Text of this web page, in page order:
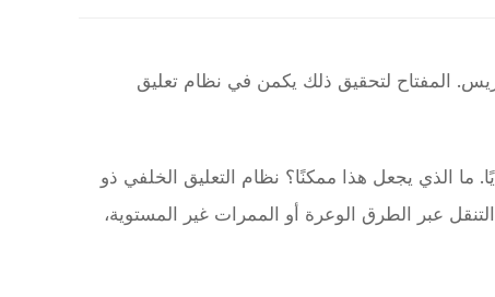
المفتاح لتحقيق ذلك يكمن في نظام تعليق
الذي يجعل هذا ممكنًا؟ نظام التعليق الخلفي ذو
عبر الطرق الوعرة أو الممرات غير المستوية،